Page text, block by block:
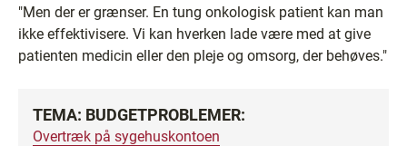
"Men der er grænser. En tung onkologisk patient kan man
ikke effektivisere. Vi kan hverken lade være med at give
patienten medicin eller den pleje og omsorg, der behøves."
TEMA: BUDGETPROBLEMER:
Overtræk på sygehuskontoen